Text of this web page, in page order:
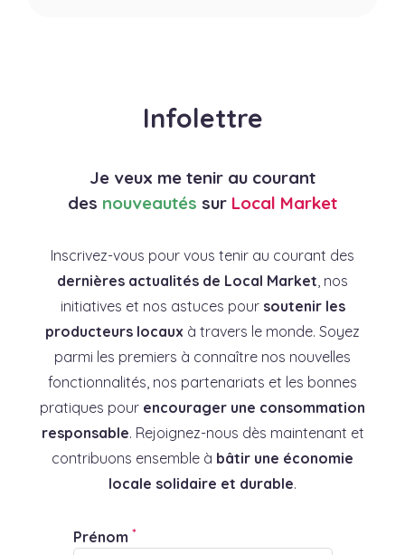
Infolettre
Je veux me tenir au courant
des nouveautés sur Local Market
Inscrivez-vous pour vous tenir au courant des
dernières actualités de Local Market, nos
initiatives et nos astuces pour soutenir les
producteurs locaux à travers le monde. Soyez
parmi les premiers à connaître nos nouvelles
fonctionnalités, nos partenariats et les bonnes
pratiques pour encourager une consommation
responsable. Rejoignez-nous dès maintenant et
contribuons ensemble à bâtir une économie
locale solidaire et durable.
Prénom *